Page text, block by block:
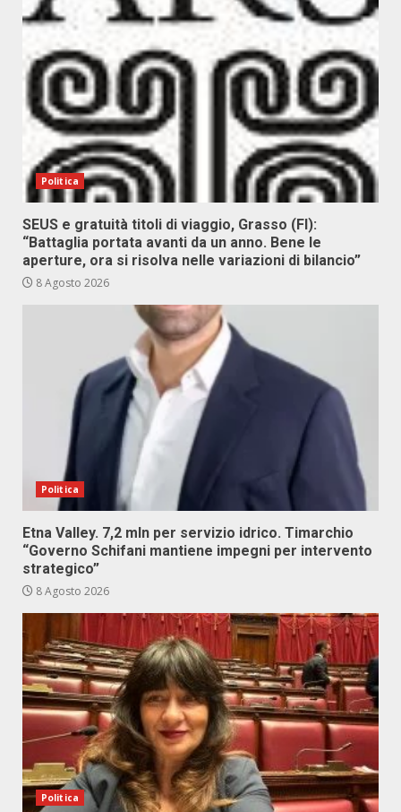
Politica
SEUS e gratuità titoli di viaggio, Grasso (FI):
“Battaglia portata avanti da un anno. Bene le
aperture, ora si risolva nelle variazioni di bilancio”
8 Agosto 2026
Politica
Etna Valley. 7,2 mln per servizio idrico. Timarchio
“Governo Schifani mantiene impegni per intervento
strategico”
8 Agosto 2026
Politica